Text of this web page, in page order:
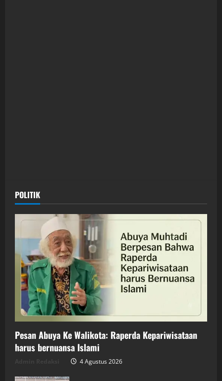
POLITIK
Pesan Abuya Ke Walikota: Raperda Kepariwisataan
harus bernuansa Islami
4 Agustus 2026